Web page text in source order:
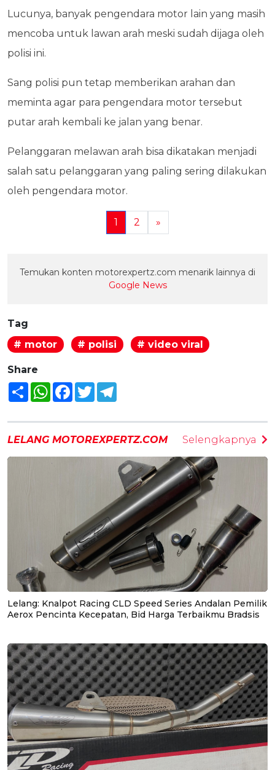
Lucunya, banyak pengendara motor lain yang masih
mencoba untuk lawan arah meski sudah dijaga oleh
polisi ini.
Sang polisi pun tetap memberikan arahan dan
meminta agar para pengendara motor tersebut
putar arah kembali ke jalan yang benar.
Pelanggaran melawan arah bisa dikatakan menjadi
salah satu pelanggaran yang paling sering dilakukan
oleh pengendara motor.
1 2 »
Temukan konten motorexpertz.com menarik lainnya di
Google News
Tag
# motor
# polisi # video viral
Share
Share WhatsAppFacebook
Twitter
LELANG MOTOREXPERTZ.COM Selengkapnya
Lelang: Knalpot Racing CLD Speed Series Andalan Pemilik
Aerox Pencinta Kecepatan, Bid Harga Terbaikmu Bradsis